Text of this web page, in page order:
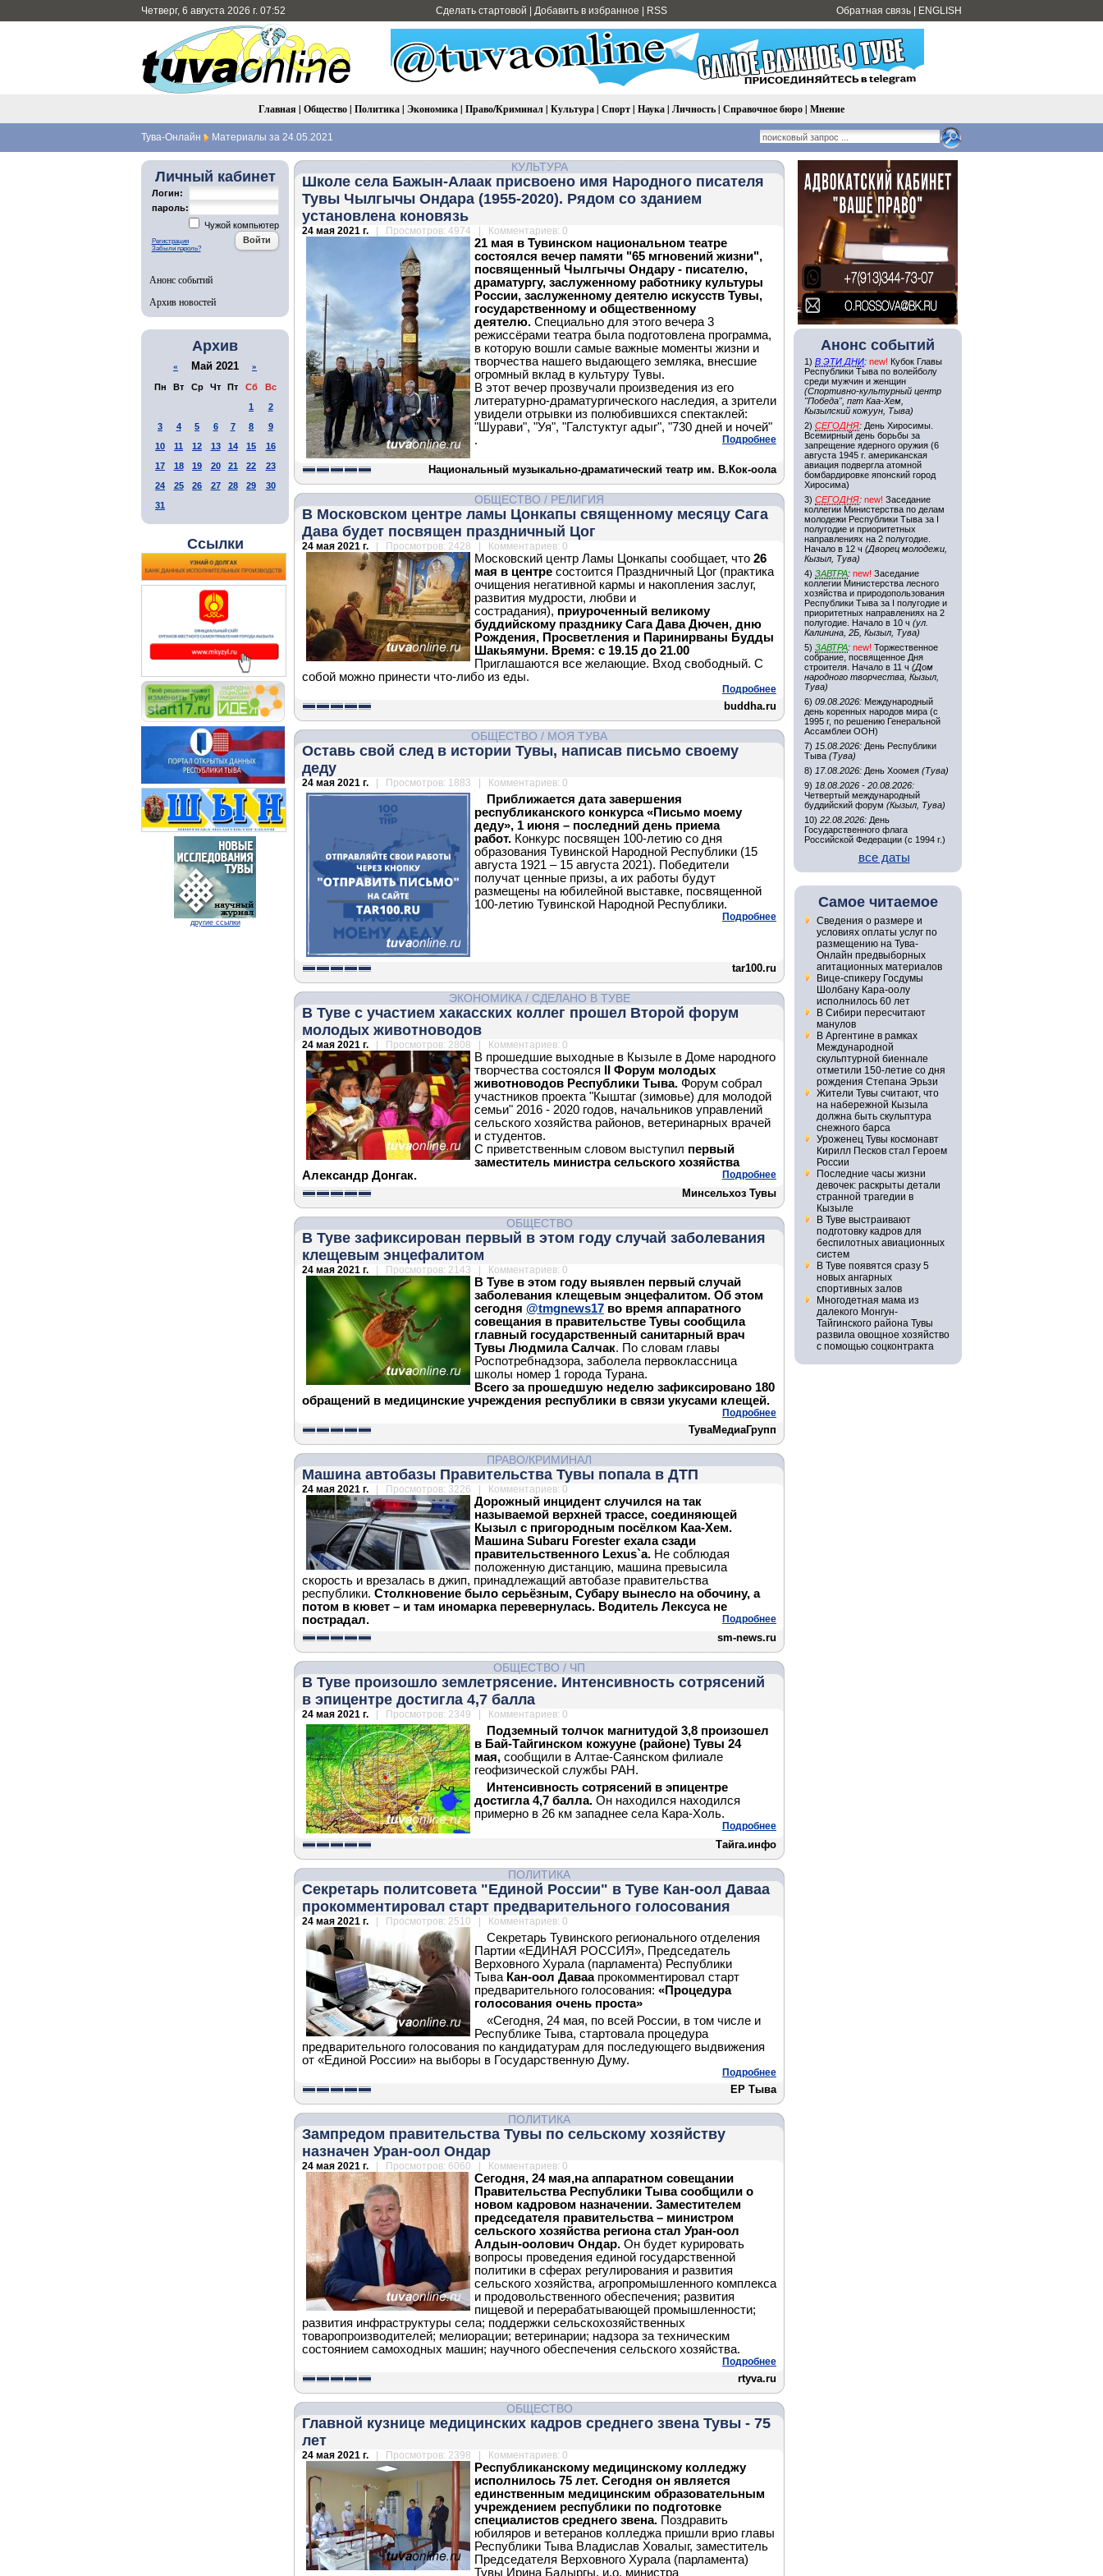
Четверг, 6 августа 2026 г. 07:52 Сделать стартовой Добавить в избранное RSS Обратная связь ENGLISH
Главная | Общество| Политика| Экономика| Право/Криминал| Культура| Спорт| Наука| Личность| Справочное бюро| Мнение
Тува-Онлайн Материалы за 24.05.2021
Личный кабинет
Логин:
пароль:
Чужой компьютер
Регистрация
Забыли пароль?
Анонс событий
Архив новостей
Архив
« Май 2021 »
Пн Вт Ср Чт Пт Сб
Вс
1
2
3
4 5 6 7 8
9
10
11 12 13 14 15
16
17
18 19 20 21 22
23
24
25 26 27 28 29
30
31
Ссылки
другие ссылки
КУЛЬТУРА
Школе села Бажын-Алаак присвоено имя Народного писателя
Тувы Чылгычы Ондара (1955-2020). Рядом со зданием
установлена коновязь
24 мая 2021 г. | Просмотров: 4974 | Комментариев: 0
21 мая в Тувинском национальном театре
состоялся вечер памяти "65 мгновений жизни",
посвященный Чылгычы Ондару - писателю,
драматургу, заслуженному работнику культуры
России, заслуженному деятелю искусств Тувы,
государственному и общественному
деятелю. Специально для этого вечера 3
режиссёрами театра была подготовлена программа,
в которую вошли самые важные моменты жизни и
творчества нашего выдающего земляка, внесшие
огромный вклад в культуру Тувы.
В этот вечер прозвучали произведения из его
литературно-драматургического наследия, а зрители
увидели отрывки из полюбившихся спектаклей:
"Шурави", "Уя", "Галстуктуг адыг", "730 дней и ночей"
.
Подробнее
Национальный музыкально-драматический театр им. В.Кок-оола
ОБЩЕСТВО / РЕЛИГИЯ
В Московском центре ламы Цонкапы священному месяцу Сага
Дава будет посвящен праздничный Цог
24 мая 2021 г. | Просмотров: 2428 | Комментариев: 0
Московский центр Ламы Цонкапы сообщает, что 26
мая в центре состоится Праздничный Цог (практика
очищения негативной кармы и накопления заслуг,
развития мудрости, любви и
сострадания), приуроченный великому
буддийскому празднику Сага Дава Дючен, дню
Рождения, Просветления и Паринирваны Будды
Шакьямуни. Время: с 19.15 до 21.00
Приглашаются все желающие. Вход свободный. С
собой можно принести что-либо из еды.
Подробнее
buddha.ru
ОБЩЕСТВО / МОЯ ТУВА
Оставь свой след в истории Тувы, написав письмо своему
деду
24 мая 2021 г. | Просмотров: 1883 | Комментариев: 0
Приближается дата завершения
республиканского конкурса «Письмо моему
деду», 1 июня – последний день приема
работ. Конкурс посвящен 100-летию со дня
образования Тувинской Народной Республики (15
августа 1921 – 15 августа 2021). Победители
получат ценные призы, а их работы будут
размещены на юбилейной выставке, посвященной
100-летию Тувинской Народной Республики.
Подробнее
tar100.ru
ЭКОНОМИКА/ СДЕЛАНО В ТУВЕ
В Туве с участием хакасских коллег прошел Второй форум
молодых животноводов
24 мая 2021 г. | Просмотров: 2808 | Комментариев: 0
В прошедшие выходные в Кызыле в Доме народного
творчества состоялся II Форум молодых
животноводов Республики Тыва. Форум собрал
участников проекта "Кыштаг (зимовье) для молодой
семьи" 2016 - 2020 годов, начальников управлений
сельского хозяйства районов, ветеринарных врачей
и студентов.
С приветственным словом выступил первый
заместитель министра сельского хозяйства
Александр Донгак.
Подробнее
Минсельхоз Тувы
ОБЩЕСТВО
В Туве зафиксирован первый в этом году случай заболевания
клещевым энцефалитом
24 мая 2021 г. | Просмотров: 2143 | Комментариев: 0
В Туве в этом году выявлен первый случай
заболевания клещевым энцефалитом. Об этом
сегодня @tmgnews17 во время аппаратного
совещания в правительстве Тувы сообщила
главный государственный санитарный врач
Тувы Людмила Салчак. По словам главы
Роспотребнадзора, заболела первоклассница
школы номер 1 города Турана.
Всего за прошедшую неделю зафиксировано 180
обращений в медицинские учреждения республики в связи укусами клещей.
Подробнее
ТуваМедиаГрупп
ПРАВО/КРИМИНАЛ
Машина автобазы Правительства Тувы попала в ДТП
24 мая 2021 г. | Просмотров: 3226 | Комментариев: 0
Дорожный инцидент случился на так
называемой верхней трассе, соединяющей
Кызыл с пригородным посёлком Каа-Хем.
Машина Subaru Forester ехала сзади
правительственного Lexus`а. Не соблюдая
положенную дистанцию, машина превысила
скорость и врезалась в джип, принадлежащий автобазе правительства
республики. Столкновение было серьёзным, Субару вынесло на обочину, а
потом в кювет – и там иномарка перевернулась. Водитель Лексуса не
пострадал.
Подробнее
sm-news.ru
ОБЩЕСТВО / ЧП
В Туве произошло землетрясение. Интенсивность сотрясений
в эпицентре достигла 4,7 балла
24 мая 2021 г. | Просмотров: 2349 | Комментариев: 0
Подземный толчок магнитудой 3,8 произошел
в Бай-Тайгинском кожууне (районе) Тувы 24
мая, сообщили в Алтае-Саянском филиале
геофизической службы РАН.
Интенсивность сотрясений в эпицентре
достигла 4,7 балла. Он находился находился
примерно в 26 км западнее села Кара-Холь.
Подробнее
Тайга.инфо
ПОЛИТИКА
Секретарь политсовета "Единой России" в Туве Кан-оол Даваа
прокомментировал старт предварительного голосования
24 мая 2021 г. | Просмотров: 2510 | Комментариев: 0
Секретарь Тувинского регионального отделения
Партии «ЕДИНАЯ РОССИЯ», Председатель
Верховного Хурала (парламента) Республики
Тыва Кан-оол Даваапрокомментировал старт
предварительного голосования: «Процедура
голосования очень проста»
«Сегодня, 24 мая, по всей России, в том числе и
Республике Тыва, стартовала процедура
предварительного голосования по кандидатурам для последующего выдвижения
от «Единой России» на выборы в Государственную Думу.
Подробнее
ЕР Тыва
ПОЛИТИКА
Зампредом правительства Тувы по сельскому хозяйству
назначен Уран-оол Ондар
24 мая 2021 г. | Просмотров: 6060 | Комментариев: 0
Сегодня, 24 мая,на аппаратном совещании
Правительства Республики Тыва сообщили о
новом кадровом назначении. Заместителем
председателя правительства – министром
сельского хозяйства региона стал Уран-оол
Алдын-оолович Ондар. Он будет курировать
вопросы проведения единой государственной
политики в сферах регулирования и развития
сельского хозяйства, агропромышленного комплекса
и продовольственного обеспечения; развития
пищевой и перерабатывающей промышленности;
развития инфраструктуры села; поддержки сельскохозяйственных
товаропроизводителей; мелиорации; ветеринарии; надзора за техническим
состоянием самоходных машин; научного обеспечения сельского хозяйства.
Подробнее
rtyva.ru
ОБЩЕСТВО
Главной кузнице медицинских кадров среднего звена Тувы - 75
лет
24 мая 2021 г. | Просмотров: 2398 | Комментариев: 0
Республиканскому медицинскому колледжу
исполнилось 75 лет. Сегодня он является
единственным медицинским образовательным
учреждением республики по подготовке
специалистов среднего звена. Поздравить
юбиляров и ветеранов колледжа пришли врио главы
Республики Тыва Владислав Ховалыг, заместитель
Председателя Верховного Хурала (парламента)
Тувы Ирина Бадыргы, и.о. министра
Анонс событий
1) В ЭТИ ДНИ: new! Кубок Главы
Республики Тыва по волейболу
среди мужчин и женщин
(Спортивно-культурный центр
"Победа", пгт Каа-Хем,
Кызылский кожуун, Тыва)
2) СЕГОДНЯ: День Хиросимы.
Всемирный день борьбы за
запрещение ядерного оружия (6
августа 1945 г. американская
авиация подвергла атомной
бомбардировке японский город
Хиросима)
3) СЕГОДНЯ: new! Заседание
коллегии Министерства по делам
молодежи Республики Тыва за I
полугодие и приоритетных
направлениях на 2 полугодие.
Начало в 12 ч (Дворец молодежи,
Кызыл, Тува)
4) ЗАВТРА: new! Заседание
коллегии Министерства лесного
хозяйства и природопользования
Республики Тыва за I полугодие и
приоритетных направлениях на 2
полугодие. Начало в 10 ч (ул.
Калинина, 2Б, Кызыл, Тува)
5) ЗАВТРА: new! Торжественное
собрание, посвященное Дня
строителя. Начало в 11 ч (Дом
народного творчества, Кызыл,
Тува)
6) 09.08.2026: Международный
день коренных народов мира (с
1995 г, по решению Генеральной
Ассамблеи ООН)
7) 15.08.2026: День Республики
Тыва (Тува)
8) 17.08.2026: День Хоомея (Тува)
9) 18.08.2026 - 20.08.2026:
Четвертый международный
буддийский форум (Кызыл, Тува)
10) 22.08.2026: День
Государственного флага
Российской Федерации (с 1994 г.)
все даты
Самое читаемое
Сведения о размере и
условиях оплаты услуг по
размещению на Тува-
Онлайн предвыборных
агитационных материалов
Вице-спикеру Госдумы
Шолбану Кара-оолу
исполнилось 60 лет
В Сибири пересчитают
манулов
В Аргентине в рамках
Международной
скульптурной биеннале
отметили 150-летие со дня
рождения Степана Эрьзи
Жители Тувы считают, что
на набережной Кызыла
должна быть скульптура
снежного барса
Уроженец Тувы космонавт
Кирилл Песков стал Героем
России
Последние часы жизни
девочек: раскрыты детали
странной трагедии в
Кызыле
В Туве выстраивают
подготовку кадров для
беспилотных авиационных
систем
В Туве появятся сразу 5
новых ангарных
спортивных залов
Многодетная мама из
далекого Монгун-
Тайгинского района Тувы
развила овощное хозяйство
с помощью соцконтракта